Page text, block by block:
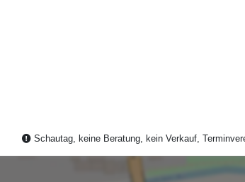
Schautag, keine Beratung, kein Verkauf,